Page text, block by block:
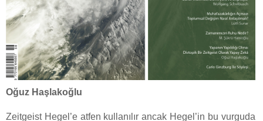
Oğuz Haşlakoğlu
Zeitgeist Hegel’e atfen kullanılır ancak Hegel’in bu vurguda